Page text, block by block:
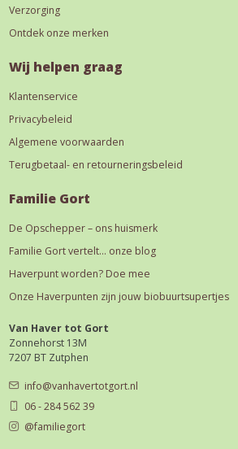
Verzorging
Ontdek onze merken
Wij helpen graag
Klantenservice
Privacybeleid
Algemene voorwaarden
Terugbetaal- en retourneringsbeleid
Familie Gort
De Opschepper – ons huismerk
Familie Gort vertelt… onze blog
Haverpunt worden? Doe mee
Onze Haverpunten zijn jouw biobuurtsupertjes
Van Haver tot Gort
Zonnehorst 13M
7207 BT Zutphen
info@vanhavertotgort.nl
06 - 284 562 39
@familiegort